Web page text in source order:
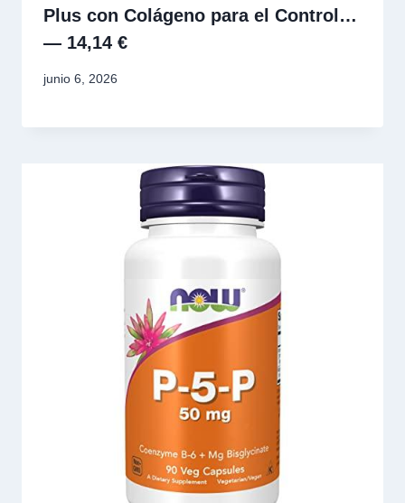
Plus con Colágeno para el Control…
— 14,14 €
junio 6, 2026